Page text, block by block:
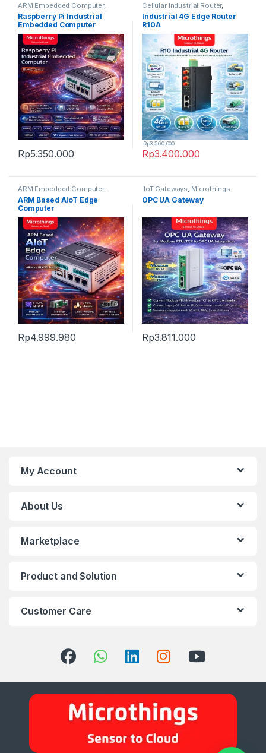
ARM Embedded Computer,
Microthings Platform
Raspberry Pi Industrial
Embedded Computer
Rp5.350.000
Cellular Industrial Router,
Microthings Platform
Industrial 4G Edge Router
R10A
Rp3.400.000
Rp3.560.000
ARM Embedded Computer,
ARM Based AIoT Edge
Computer
Rp4.999.980
IIoT Gateways Microthings
OPC UA Gateway
Rp3.811.000
My Account
About Us
Marketplace
Product and Solution
Customer Care